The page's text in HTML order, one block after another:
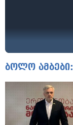
ბოლო ამბები: